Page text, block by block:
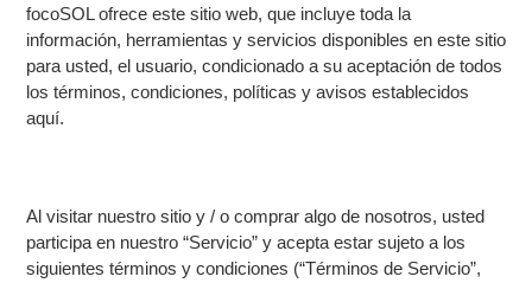
focoSOL ofrece este sitio web, que incluye toda la
información, herramientas y servicios disponibles en este sitio
para usted, el usuario, condicionado a su aceptación de todos
los términos, condiciones, políticas y avisos establecidos
aquí.
Al visitar nuestro sitio y / o comprar algo de nosotros, usted
participa en nuestro “Servicio” y acepta estar sujeto a los
siguientes términos y condiciones (“Términos de Servicio”,